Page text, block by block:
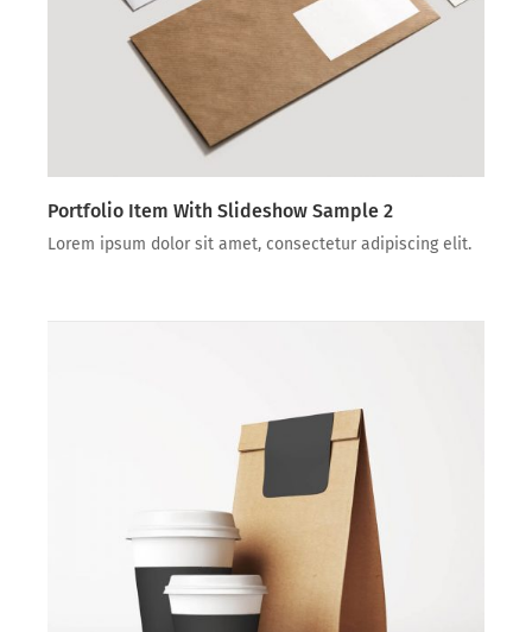
Portfolio Item With Slideshow Sample 2
Lorem ipsum dolor sit amet, consectetur adipiscing elit.